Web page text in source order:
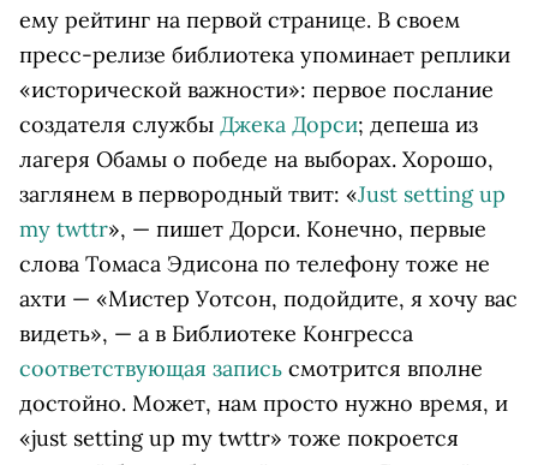
ему рейтинг на первой странице. В своем
пресс-релизе библиотека упоминает реплики
«исторической важности»: первое послание
создателя службы Джека Дорси; депеша из
лагеря Обамы о победе на выборах. Хорошо,
заглянем в первородный твит: «Just setting up
my twttr», — пишет Дорси. Конечно, первые
слова Томаса Эдисона по телефону тоже не
ахти — «Мистер Уотсон, подойдите, я хочу вас
видеть», — а в Библиотеке Конгресса
соответствующая запись смотрится вполне
достойно. Может, нам просто нужно время, и
«just setting up my twttr» тоже покроется